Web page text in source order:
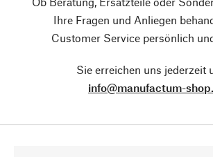
Ihre Fragen und Anliegen
Customer Service persönlich
Sie erreichen uns jederzeit
info@manufactum-